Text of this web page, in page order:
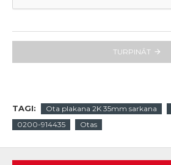
TURPINĀT
TAGI: Ota plakana 2K 35mm sarkana
0200-914435
Otas